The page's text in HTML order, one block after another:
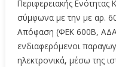
Περιφερειακής
σύμφωνα με την με αρ.
Απόφαση (ΦΕΚ 600Β,
ενδιαφερόμενοι
ηλεκτρονικά, μέσω της